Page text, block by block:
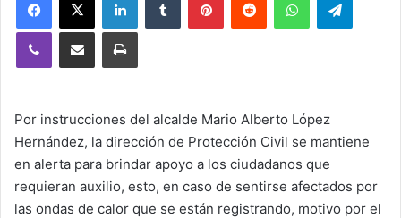
Viber Compartir vía email Imprimir
Por instrucciones del alcalde Mario Alberto López
Hernández, la dirección de Protección Civil se mantiene
en alerta para brindar apoyo a los ciudadanos que
requieran auxilio, esto, en caso de sentirse afectados por
las ondas de calor que se están registrando, motivo por el